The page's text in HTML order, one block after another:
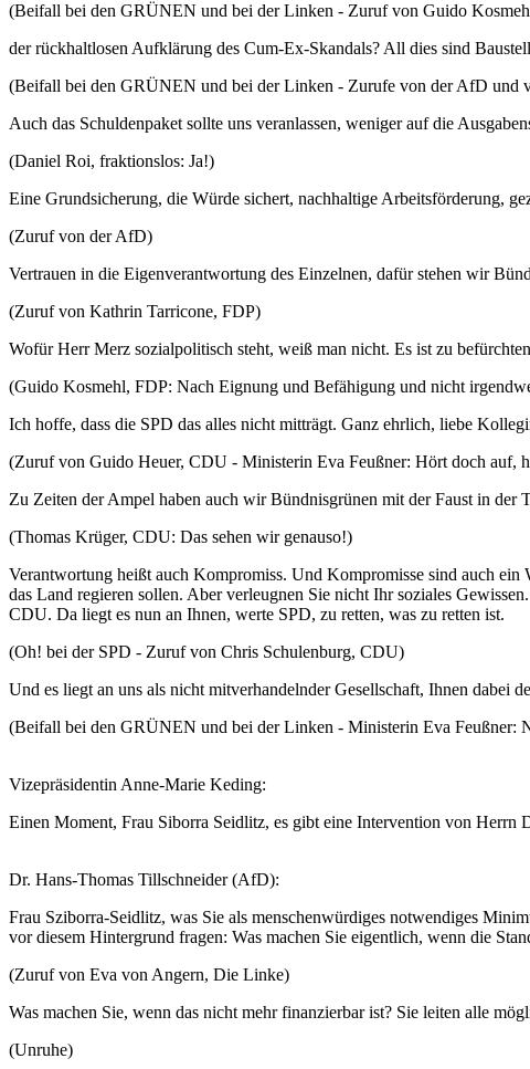
(Beifall bei den GRÜNEN und bei der Linken - Zuruf von Guido
der rückhaltlosen Aufklärung des Cum-Ex-Skandals? All dies sind
(Beifall bei den GRÜNEN und bei der Linken - Zurufe von der AfD und
Auch das Schuldenpaket sollte uns veranlassen, weniger auf die
(Daniel Roi, fraktionslos: Ja!)
Eine Grundsicherung, die Würde sichert, nachhaltige Arbeitsförderung,
(Zuruf von der AfD)
Vertrauen in die Eigenverantwortung des Einzelnen, dafür stehen wir
(Zuruf von Kathrin Tarricone, FDP)
Wofür Herr Merz sozialpolitisch steht, weiß man nicht. Es ist zu
(Guido Kosmehl, FDP: Nach Eignung und Befähigung und nicht
Ich hoffe, dass die SPD das alles nicht mitträgt. Ganz ehrlich, liebe
(Zuruf von Guido Heuer, CDU - Ministerin Eva Feußner: Hört doch auf,
Zu Zeiten der Ampel haben auch wir Bündnisgrünen mit der Faust in
(Thomas Krüger, CDU: Das sehen wir genauso!)
Verantwortung heißt auch Kompromiss. Und Kompromisse sind auch
das Land regieren sollen. Aber verleugnen Sie nicht Ihr soziales
CDU. Da liegt es nun an Ihnen, werte SPD, zu retten, was zu retten ist.
(Oh! bei der SPD - Zuruf von Chris Schulenburg, CDU)
Und es liegt an uns als nicht mitverhandelnder Gesellschaft, Ihnen dabei
(Beifall bei den GRÜNEN und bei der Linken - Ministerin Eva Feußner:
Vizepräsidentin Anne-Marie Keding:
Einen Moment, Frau Siborra Seidlitz, es gibt eine Intervention von
Dr. Hans-Thomas Tillschneider (AfD):
Frau Sziborra-Seidlitz, was Sie als menschenwürdiges notwendiges
vor diesem Hintergrund fragen: Was machen Sie eigentlich, wenn die
(Zuruf von Eva von Angern, Die Linke)
Was machen Sie, wenn das nicht mehr finanzierbar ist? Sie leiten alle
(Unruhe)